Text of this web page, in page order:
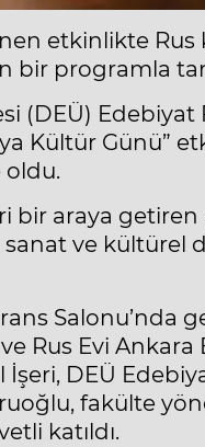
etkinlikte
bir programla
(DEÜ) Edebiyat
Kültür Günü”
oldu.
bir araya
sanat ve
Salonu’nda
Rus Evi Ankara
DEÜ
fakülte
katıldı.